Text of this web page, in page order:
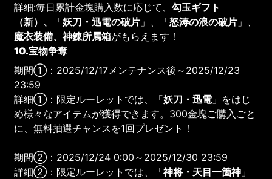
詳細:毎日累計金塊購入数に応じて、勾玉ギフト
（新）、
「妖刀・迅電の破片 」、「怒涛の浪の破片 」、
魔衣装備、神錬所属箱がもらえます！
10.宝物争奪
期間①：2025/12/17メンテナンス後～2025/12/23
23:59
詳細①：限定ルーレットでは、「妖刀・迅電」をはじ
め様々なアイテムが獲得できます。300金塊ご購入ごと
に、無料抽選チャンスを1回プレゼント！
期間②：2025/12/24 0:00～2025/12/30 23:59
詳細②：限定ルーレットでは、「神将・天目一箇神 」